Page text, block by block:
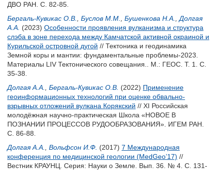
ДВО РАН. С. 82-85.
Бергаль-Кувикас О.В.
Буслов М.М. Бушенкова Н.А.
Долгая
А.А. (2023) Особенности проявления вулканизма и структура
слэба в зоне перехода между Камчатской активной окраиной и
Курильской островной дугой // Тектоника и геодинамика
Земной коры и мантии: фундаментальные проблемы-2023.
Материалы LIV Тектонического совещания.. М.: ГЕОС. Т. 1. С.
35-38.
Долгая А.А.
Бергаль-Кувикас О.В. (2022) Применение
геоинформационных технологий при оценке обвально-
взрывных отложений вулкана Корякский // XI Российская
молодёжная научно-практическая Школа «НОВОЕ В
ПОЗНАНИИ ПРОЦЕССОВ РУДООБРАЗОВАНИЯ». ИГЕМ РАН.
С. 86-88.
Долгая А.А.
Вольфсон И.Ф. (2017) 7 Международная
конференция по медицинской геологии (MedGeo’17) //
Вестник КРАУНЦ. Серия: Науки о Земле. Вып. 36. № 4. С. 131-